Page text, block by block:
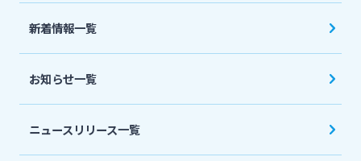
法人・個人事業主のお客さま
宮崎銀行について
新着情報一覧
お知らせ一覧
ニュースリリース一覧